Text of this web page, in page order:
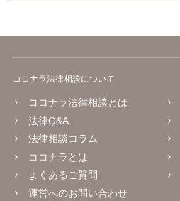
ココナラ法律相談について
ココナラ法律相談とは
法律Q&A
法律相談コラム
ココナラとは
よくあるご質問
運営へのお問い合わせ